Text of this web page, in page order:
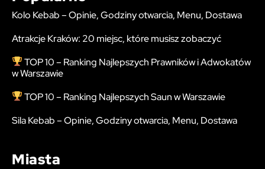
Kolo Kebab – Opinie, Godziny otwarcia, Menu, Dostawa
Atrakcje Kraków: 20 miejsc, które musisz zobaczyć
TOP 10 – Ranking Najlepszych Prawników i Adwokatów
w Warszawie
TOP 10 – Ranking Najlepszych Saun w Warszawie
Sila Kebab – Opinie, Godziny otwarcia, Menu, Dostawa
Miasta